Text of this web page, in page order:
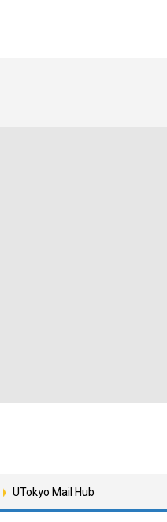
UTokyo Mail Hub